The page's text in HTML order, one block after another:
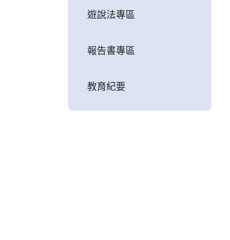
遊說法專區
報告書專區
教育紀要